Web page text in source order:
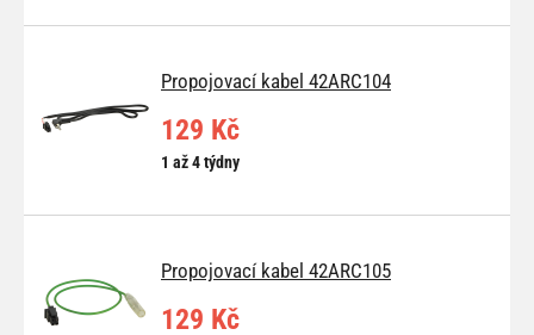
Propojovací kabel 42ARC104
129 Kč
1 až 4 týdny
Propojovací kabel 42ARC105
129 Kč